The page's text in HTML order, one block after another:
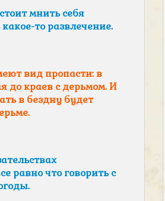
мнить себя
то развлечение.
вид пропасти: в
до краев c дерьмом. И
в бездну будет
равно что говорить с